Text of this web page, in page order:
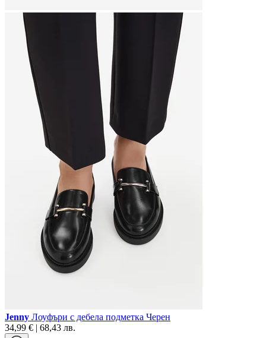
Jenny Лоуфъри с дебела подметка Черен
34,99 € | 68,43 лв.